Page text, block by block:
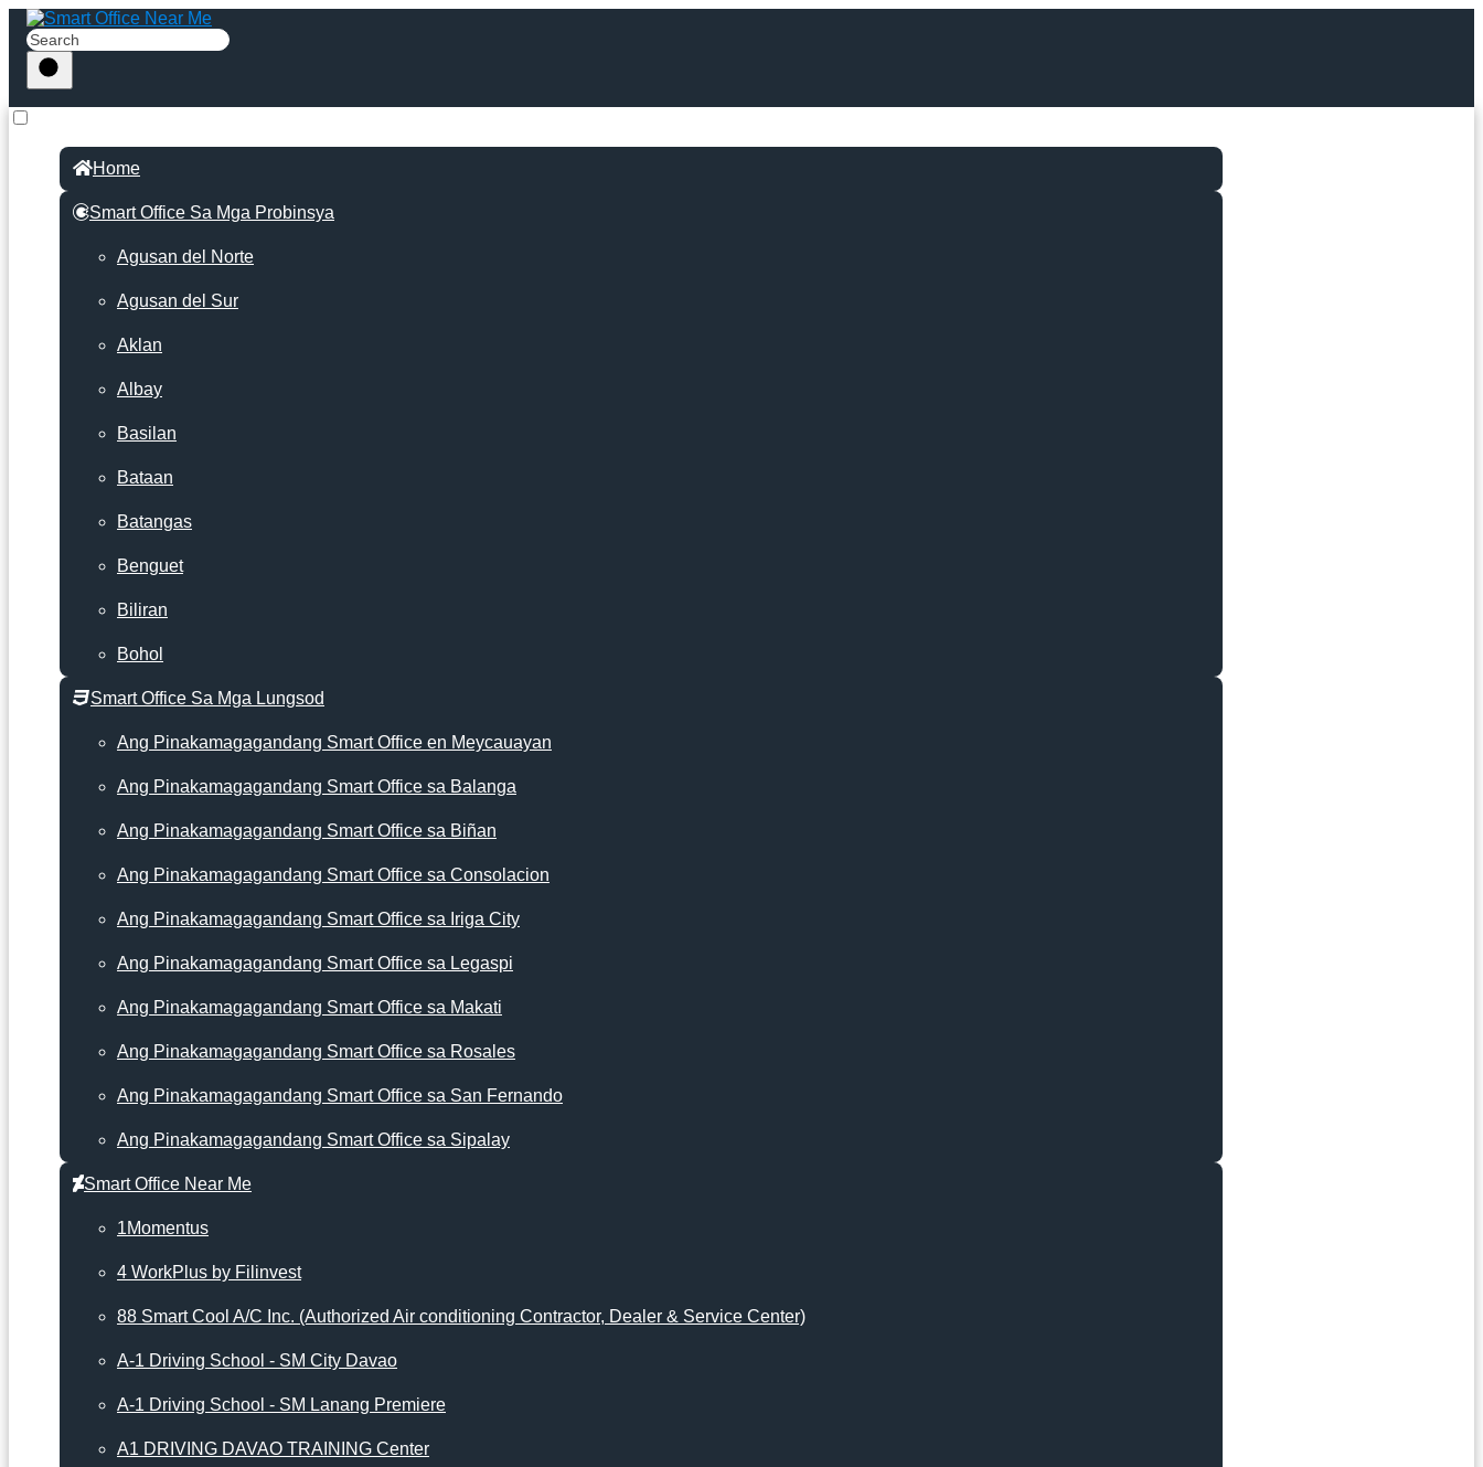
Home
Smart Office Sa Mga Probinsya
Agusan del Norte
Agusan del Sur
Aklan
Albay
Basilan
Bataan
Batangas
Benguet
Biliran
Bohol
Smart Office Sa Mga Lungsod
Ang Pinakamagagandang Smart Office en Meycauayan
Ang Pinakamagagandang Smart Office sa Balanga
Ang Pinakamagagandang Smart Office sa Biñan
Ang Pinakamagagandang Smart Office sa Consolacion
Ang Pinakamagagandang Smart Office sa Iriga City
Ang Pinakamagagandang Smart Office sa Legaspi
Ang Pinakamagagandang Smart Office sa Makati
Ang Pinakamagagandang Smart Office sa Rosales
Ang Pinakamagagandang Smart Office sa San Fernando
Ang Pinakamagagandang Smart Office sa Sipalay
Smart Office Near Me
1Momentus
4 WorkPlus by Filinvest
88 Smart Cool A/C Inc. (Authorized Air conditioning Contractor, Dealer & Service Center)
A-1 Driving School - SM City Davao
A-1 Driving School - SM Lanang Premiere
A1 DRIVING DAVAO TRAINING Center